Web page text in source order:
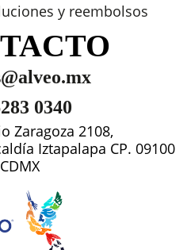
y reembolsos
0340
Zaragoza 2108,
Iztapalapa CP. 09100
CDMX